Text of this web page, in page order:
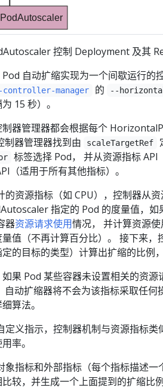
控制 Deployment 及其
自动扩缩实现为一个间歇运行的
controller-manager 的 --
15 秒）。
器管理器都会根据每个
制器管理器找到由
scaleTargetRef
标签选择 Pod， 并从资源指标
（适用于所有其他指标）。
的资源指标（如 CPU），控制器从
指定的 Pod 的度量值，如
器资源请求使用情况， 并计算资源
值（不再计算百分比）。 接下来
的目标的类型）计算出扩缩的比例
果 Pod 某些容器未设置相关的资
自动扩缩器将不会为该指标采取任何
算法。
定义指示，控制器机制与资源指标
率。
象指标和外部指标（每个指标描述
较，并生成一个上面提到的扩缩比